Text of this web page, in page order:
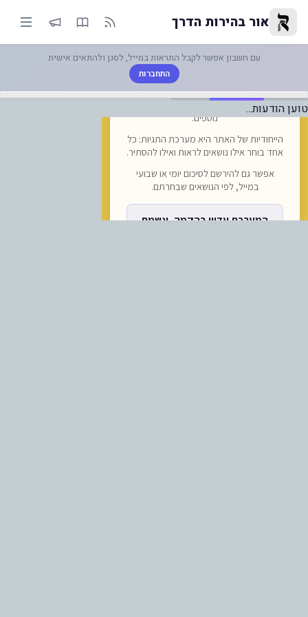
חברת התעופה ITA - מאריכה את ביטוליה בחודש נוסף, עד סוף ספ... | אור בהירות הדרך
אור בהירות הדרך
עם חשבון אפשר לקבל התראות במייל, לסנן ולהתאים אישית
התחברות
טוען הודעות...